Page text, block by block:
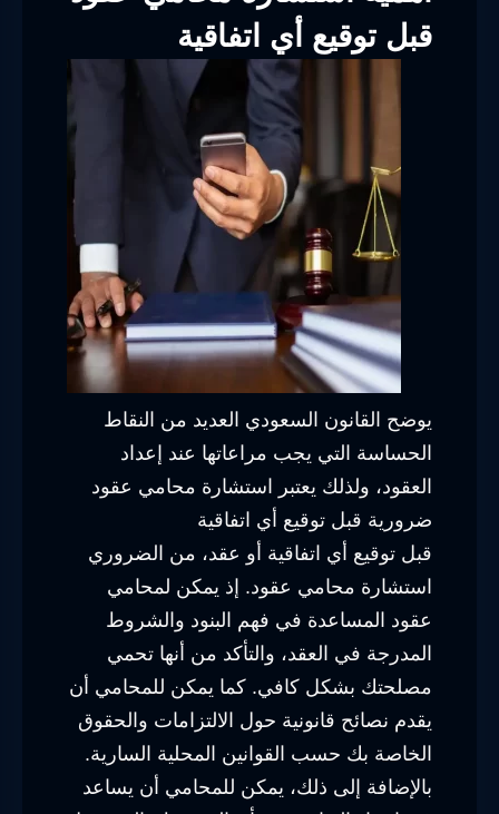
قبل توقيع أي اتفاقية
يوضح القانون السعودي العديد من النقاط
الحساسة التي يجب مراعاتها عند إعداد
العقود، ولذلك يعتبر استشارة محامي عقود
ضرورية قبل توقيع أي اتفاقية
قبل توقيع أي اتفاقية أو عقد، من الضروري
استشارة محامي عقود. إذ يمكن لمحامي
عقود المساعدة في فهم البنود والشروط
المدرجة في العقد، والتأكد من أنها تحمي
مصلحتك بشكل كافي. كما يمكن للمحامي أن
يقدم نصائح قانونية حول الالتزامات والحقوق
الخاصة بك حسب القوانين المحلية السارية.
بالإضافة إلى ذلك، يمكن للمحامي أن يساعد